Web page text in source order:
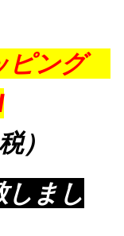
ピング
）
しまし